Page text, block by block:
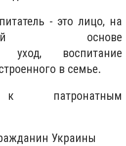
- это лицо, на
основе
уход, воспитание
в семье.
к патронатным
Украины